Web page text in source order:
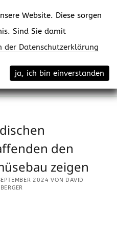
Menü
den
zeigen
2024 VON DAVID
Website. Diese sorgen
Sind Sie damit
der Datenschutzerklärung
ja, ich bin einverstanden